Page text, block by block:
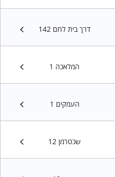
דרך בית לחם 142
המלאכה 1
העמקים 1
שכטרמן 12